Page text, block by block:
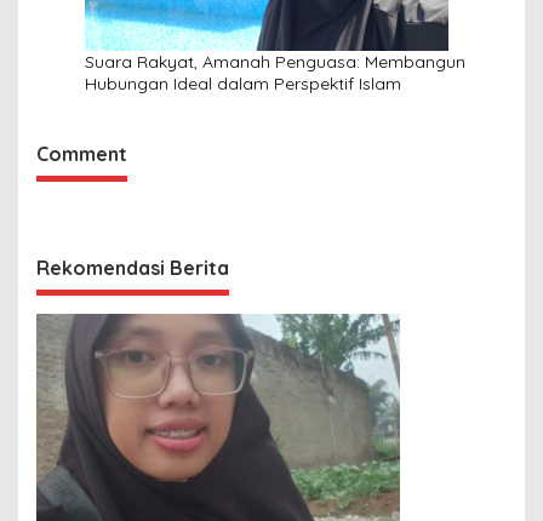
Suara Rakyat, Amanah Penguasa: Membangun
Hubungan Ideal dalam Perspektif Islam
Comment
Rekomendasi Berita